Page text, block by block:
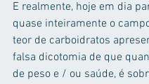
E realmente, hoje em dia
quase inteiramente o
teor de carboidratos
falsa dicotomia de que
de peso e / ou saúde, é